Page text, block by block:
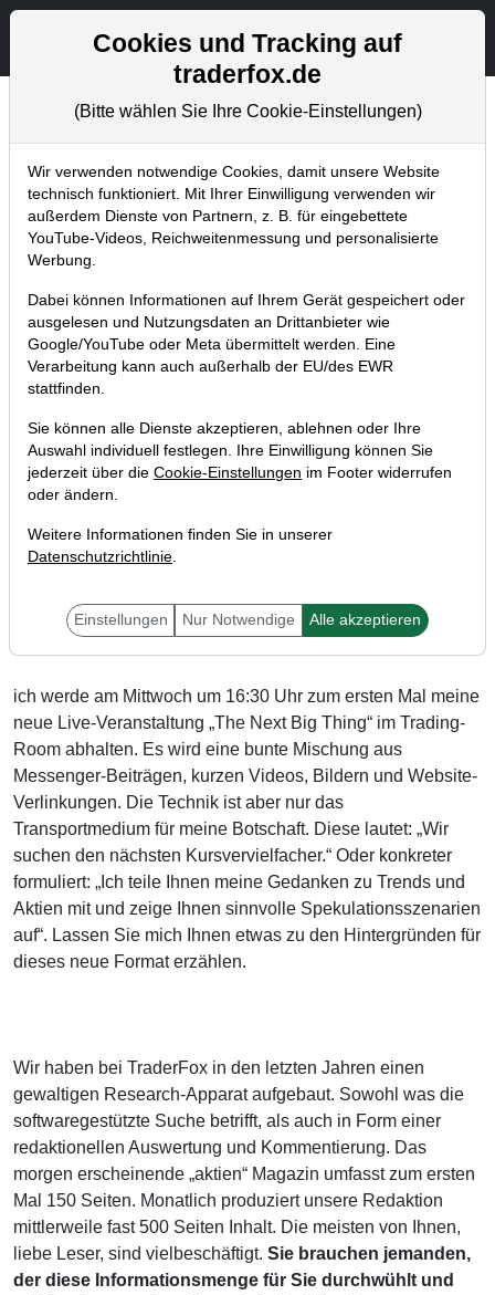
Aktien- und Artikelsuche
Aktuelles
Home Blog Aktuelles
TraderFox startet Trading-Room-
Show „The Next Big Thing“
22.08.2016 um 13:58 Uhr | TraderFox GmbH
ich werde am Mittwoch um 16:30 Uhr zum ersten Mal meine
neue Live-Veranstaltung „The Next Big Thing“ im Trading-
Room abhalten. Es wird eine bunte Mischung aus
Messenger-Beiträgen, kurzen Videos, Bildern und Website-
Verlinkungen. Die Technik ist aber nur das
Transportmedium für meine Botschaft. Diese lautet: „Wir
suchen den nächsten Kursvervielfacher.“ Oder konkreter
formuliert: „Ich teile Ihnen meine Gedanken zu Trends und
Aktien mit und zeige Ihnen sinnvolle Spekulationsszenarien
auf“. Lassen Sie mich Ihnen etwas zu den Hintergründen für
dieses neue Format erzählen.
Wir haben bei TraderFox in den letzten Jahren einen
gewaltigen Research-Apparat aufgebaut. Sowohl was die
softwaregestützte Suche betrifft, als auch in Form einer
redaktionellen Auswertung und Kommentierung. Das
morgen erscheinende „aktien“ Magazin umfasst zum ersten
Mal 150 Seiten. Monatlich produziert unsere Redaktion
mittlerweile fast 500 Seiten Inhalt. Die meisten von Ihnen,
liebe Leser, sind vielbeschäftigt. Sie brauchen jemanden,
der diese Informationsmenge für Sie durchwühlt und
Cookies und Tracking auf
traderfox.de
(Bitte wählen Sie Ihre Cookie-Einstellungen)
Wir verwenden notwendige Cookies, damit unsere Website
technisch funktioniert. Mit Ihrer Einwilligung verwenden wir
außerdem Dienste von Partnern, z. B. für eingebettete
YouTube-Videos, Reichweitenmessung und personalisierte
Werbung.
Dabei können Informationen auf Ihrem Gerät gespeichert oder
ausgelesen und Nutzungsdaten an Drittanbieter wie
Google/YouTube oder Meta übermittelt werden. Eine
Verarbeitung kann auch außerhalb der EU/des EWR
stattfinden.
Sie können alle Dienste akzeptieren, ablehnen oder Ihre
Auswahl individuell festlegen. Ihre Einwilligung können Sie
jederzeit über die Cookie-Einstellungen im Footer widerrufen
oder ändern.
Weitere Informationen finden Sie in unserer
Datenschutzrichtlinie.
Einstellungen Nur Notwendige Alle akzeptieren